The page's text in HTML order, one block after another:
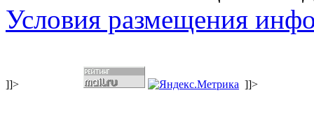
Условия размещения
]]> ]]>